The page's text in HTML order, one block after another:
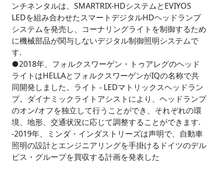
ンチネンタルは、SMARTRIX-HDシステムとEVIYOS
LEDを組み合わせたスマートデジタルHDヘッドランプ
システムを発売し、コーナリングライトを制御するため
に機械部品が関与しないデジタル制御照明システムで
す.
●2018年、フォルクスワーゲン・トゥアレグのヘッド
ライトはHELLAとフォルクスワーゲンがIQの名称で共
同開発しました。ライト - LEDマトリックスヘッドラン
プ。ダイナミックライトアシストにより、ヘッドランプ
のオン/オフを独立して行うことができ、それぞれの環
境、地形、交通状況に応じて調整することができます.
-2019年、ミンダ・インダストリーズは声明で、自動車
照明の設計とエンジニアリングを手掛けるドイツのデル
ビス・グループを買収する計画を発表した